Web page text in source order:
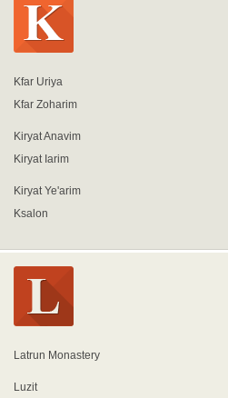
Kfar Uriya
Kfar Zoharim
Kiryat Anavim
Kiryat Iarim
Kiryat Ye'arim
Ksalon
Latrun Monastery
Luzit